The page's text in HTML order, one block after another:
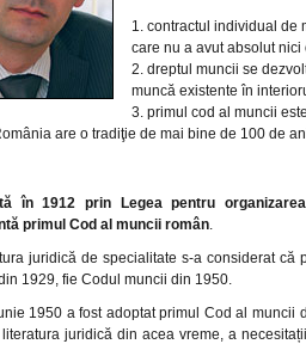
contractul individual de
care nu a avut absolut
dreptul muncii se
muncă existente în
primul cod al muncii
are o tradiţie de mai bine de 100 de
în 1912 prin Legea pentru
primul Cod al muncii român.
juridică de specialitate s-a considerat
1929, fie Codul muncii din 1950.
1950 a fost adoptat primul Cod al muncii
juridică din acea vreme, a